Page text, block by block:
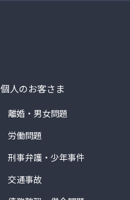
個人のお客さま
離婚・男女問題
労働問題
刑事弁護・少年事件
交通事故